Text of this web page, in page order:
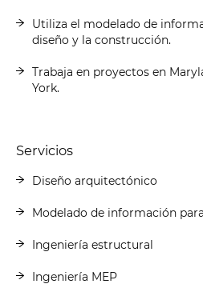
Utiliza el modelado de
diseño y la construcción.
Trabaja en proyectos en
York.
Servicios
Diseño arquitectónico
Modelado de información
Ingeniería estructural
Ingeniería MEP